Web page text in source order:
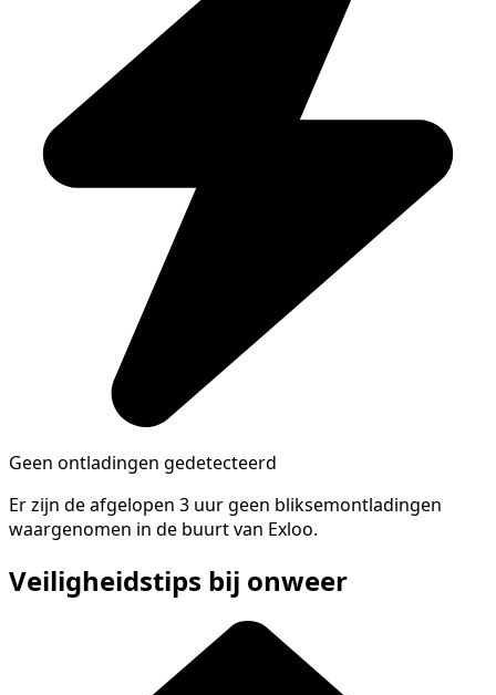
Geen ontladingen gedetecteerd
Er zijn de afgelopen 3 uur geen bliksemontladingen
waargenomen in de buurt van Exloo.
Veiligheidstips bij onweer